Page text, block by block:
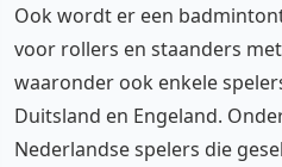
Ook wordt er een
voor rollers en staanders
waaronder ook enkele
Duitsland en Engeland.
Nederlandse spelers die